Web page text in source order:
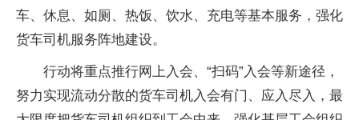
车、休息、如厕、热饭、饮水、充电等基本服务，强化
货车司机服务阵地建设。
行动将重点推行网上入会、“扫码”入会等新途径，
努力实现流动分散的货车司机入会有门、应入尽入，最